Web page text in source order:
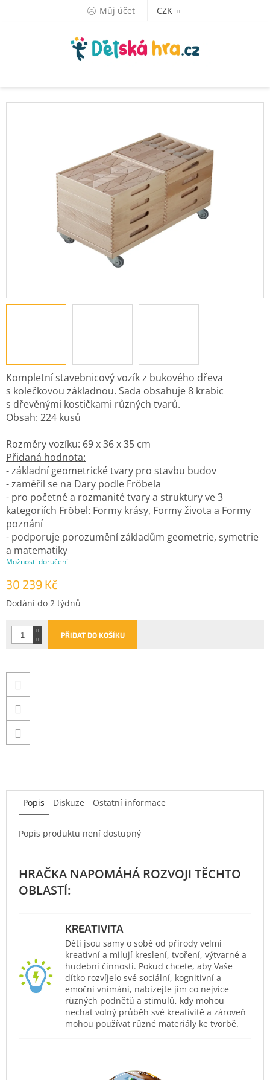
Můj účet CZK
30 239 Kč
Měrná
Dodání do 2 týdnů
Možnosti doručení
PŘIDAT DO KOŠÍKU
Kompletní stavebnicový vozík z bukového dřeva
s kolečkovou základnou. Sada obsahuje 8 krabic
s dřevěnými kostičkami různých tvarů.
Obsah: 224 kusů
Rozměry vozíku: 69 x 36 x 35 cm
Přidaná hodnota:
- základní geometrické tvary pro stavbu budov
- zaměřil se na Dary podle Fröbela
- pro početné a rozmanité tvary a struktury ve 3
kategoriích Fröbel: Formy krásy, Formy života a Formy
poznání
- podporuje porozumění základům geometrie, symetrie
a matematiky
Popis Diskuze Ostatní informace
Popis produktu není dostupný
KREATIVITA
Děti jsou samy o sobě od přírody velmi
kreativní a milují kreslení, tvoření, výtvarné a
hudební činnosti. Pokud chcete, aby Vaše
dítko rozvíjelo své sociální, kognitivní a
emoční vnímání, nabízejte jim co nejvíce
různých podnětů a stimulů, kdy mohou
nechat volný průběh své kreativitě a zároveň
mohou používat různé materiály ke tvorbě.